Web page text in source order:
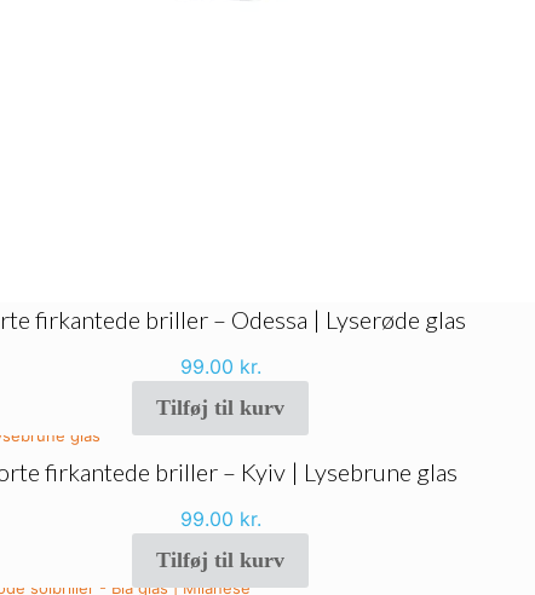
firkantede briller – Odessa | Lyserøde glas
99.00 kr.
Tilføj til kurv
firkantede briller – Kyiv | Lysebrune glas
99.00 kr.
Tilføj til kurv